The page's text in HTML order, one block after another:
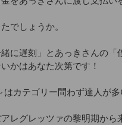
でしょうか。
に遅刻」とあっきさんの
かはあなた次第です！
はカテゴリー問わず達人が
レグレッツァの黎明期か